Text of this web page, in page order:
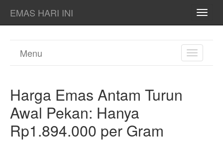
EMAS HARI INI
TOGGLE
Menu
Harga Emas Antam Turun
Awal Pekan: Hanya
Rp1.894.000 per Gram